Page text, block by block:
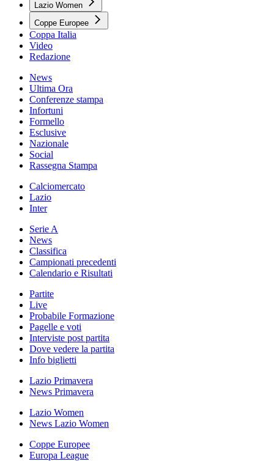
Lazio Women
Coppe Europee
Coppa Italia
Video
Redazione
News
Ultima Ora
Conferenze stampa
Infortuni
Formello
Esclusive
Nazionale
Social
Rassegna Stampa
Calciomercato
Lazio
Inter
Serie A
News
Classifica
Campionati precedenti
Calendario e Risultati
Partite
Live
Probabile Formazione
Pagelle e voti
Interviste post partita
Dove vedere la partita
Info biglietti
Lazio Primavera
News Primavera
Lazio Women
News Lazio Women
Coppe Europee
Europa League